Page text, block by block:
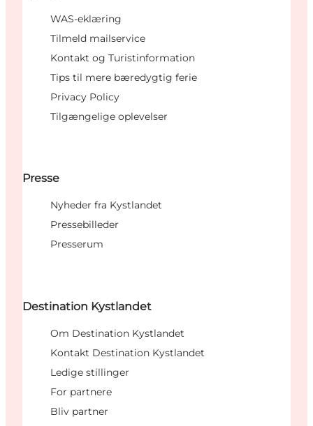
WAS-eklæring
Tilmeld mailservice
Kontakt og Turistinformation
Tips til mere bæredygtig ferie
Privacy Policy
Tilgængelige oplevelser
Presse
Nyheder fra Kystlandet
Pressebilleder
Presserum
Destination Kystlandet
Om Destination Kystlandet
Kontakt Destination Kystlandet
Ledige stillinger
For partnere
Bliv partner